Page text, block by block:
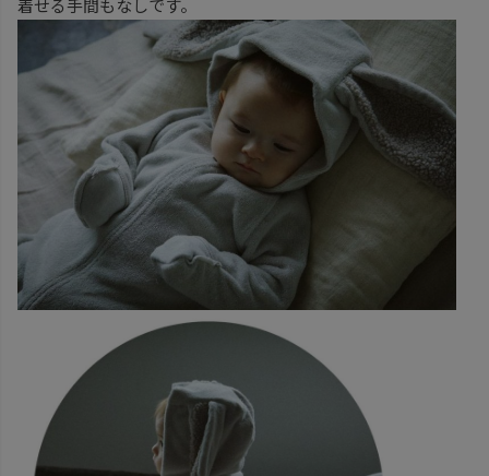
着せる手間もなしです。